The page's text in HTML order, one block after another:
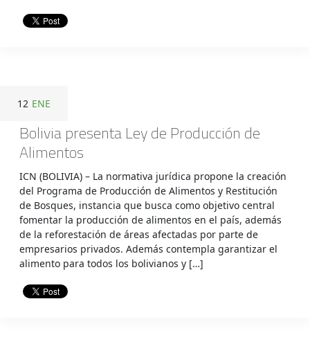
12 ENE
Bolivia presenta Ley de Producción de
Alimentos
ICN (BOLIVIA) – La normativa jurídica propone la creación
del Programa de Producción de Alimentos y Restitución
de Bosques, instancia que busca como objetivo central
fomentar la producción de alimentos en el país, además
de la reforestación de áreas afectadas por parte de
empresarios privados. Además contempla garantizar el
alimento para todos los bolivianos y […]